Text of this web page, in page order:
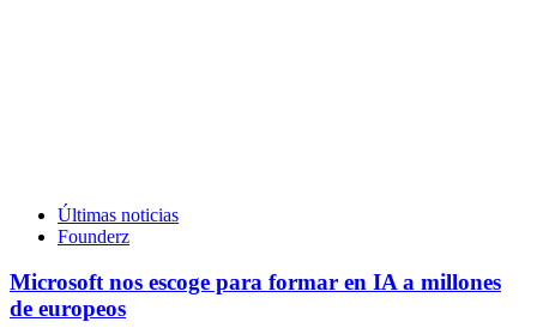
Últimas noticias
Founderz
Microsoft nos escoge para formar en IA a millones
de europeos